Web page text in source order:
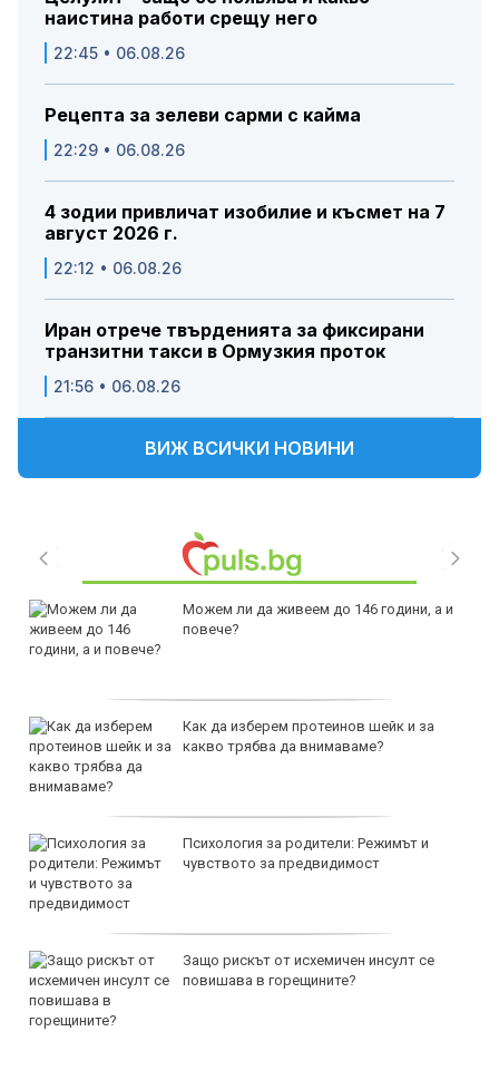
наистина работи срещу него
22:45 • 06.08.26
Рецепта за зелеви сарми с кайма
22:29 • 06.08.26
4 зодии привличат изобилие и късмет на 7
август 2026 г.
22:12 • 06.08.26
Иран отрече твърденията за фиксирани
транзитни такси в Ормузкия проток
21:56 • 06.08.26
ВИЖ ВСИЧКИ НОВИНИ
Можем ли да живеем до 146 години, а и
повече?
Как да изберем протеинов шейк и за
какво трябва да внимаваме?
Психология за родители: Режимът и
чувството за предвидимост
Защо рискът от исхемичен инсулт се
повишава в горещините?